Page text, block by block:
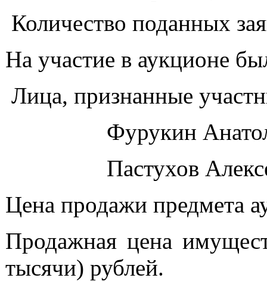
Количество поданных
На участие в аукционе
Лица, признанные
Фурукин
Пастухов Алексей
Цена продажи предмета
Продажная цена
тысячи) рублей.